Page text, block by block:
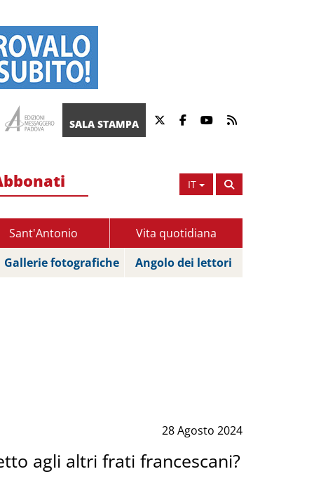
SALA STAMPA
IT
Sant'Antonio
Vita quotidiana
Gallerie fotografiche Angolo dei lettori
28 Agosto 2024
agli altri frati francescani?